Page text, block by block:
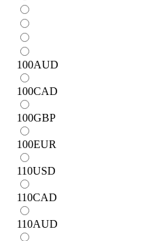
100AUD
100CAD
100GBP
100EUR
110USD
110CAD
110AUD